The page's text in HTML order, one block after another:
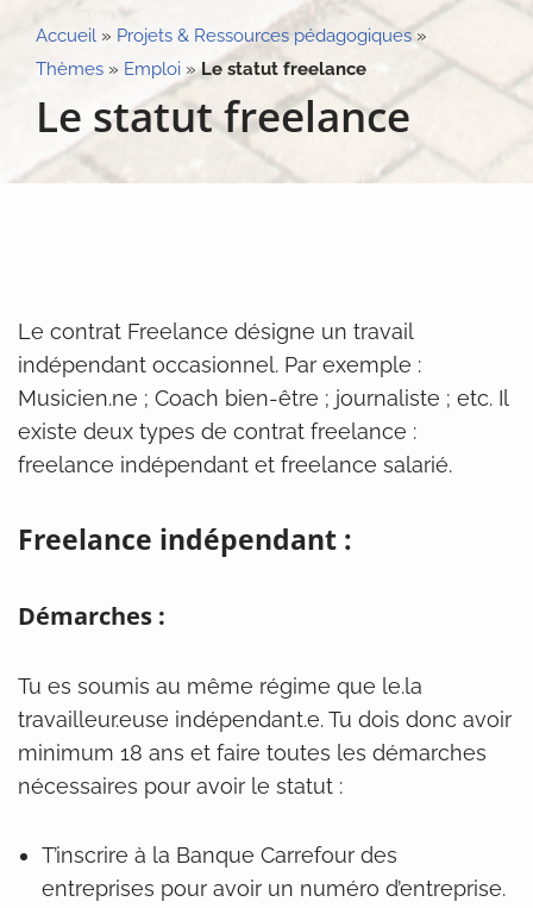
Accueil » Projets & Ressources pédagogiques »
Thèmes » Emploi »Le statut freelance
Le statut freelance
Le contrat Freelance désigne un travail
indépendant occasionnel. Par exemple :
Musicien.ne ; Coach bien-être ; journaliste ; etc. Il
existe deux types de contrat freelance :
freelance indépendant et freelance salarié.
Freelance indépendant :
Démarches :
Tu es soumis au même régime que le.la
travailleur.euse indépendant.e. Tu dois donc avoir
minimum 18 ans et faire toutes les démarches
nécessaires pour avoir le statut :
T’inscrire à la Banque Carrefour des
entreprises pour avoir un numéro d’entreprise.